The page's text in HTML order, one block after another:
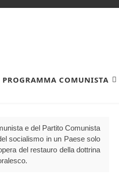
COMUNISTA
e del Partito Comunista
socialismo in un Paese solo
del restauro della dottrina